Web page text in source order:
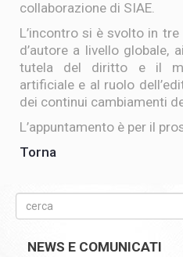
collaborazione di SIAE.
L’incontro si è svolto in
d’autore a livello globale,
tutela del diritto e il
artificiale e al ruolo
dei continui cambiamenti
L’appuntamento è per il
Torna
NEWS E COMUNICATI